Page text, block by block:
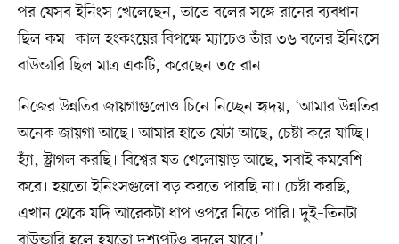
পর যেসব ইনিংস খেলেছেন, তাতে বলের সঙ্গে রানের ব্যবধান
ছিল কম। কাল হংকংয়ের বিপক্ষে ম্যাচেও তাঁর ৩৬ বলের ইনিংসে
বাউন্ডারি ছিল মাত্র একটি, করেছেন ৩৫ রান।
নিজের উন্নতির জায়গাগুলোও চিনে নিচ্ছেন হৃদয়, ‘আমার উন্নতির
অনেক জায়গা আছে। আমার হাতে যেটা আছে, চেষ্টা করে যাচ্ছি।
হ্যাঁ, স্ট্রাগল করছি। বিশ্বের যত খেলোয়াড় আছে, সবাই কমবেশি
করে। হয়তো ইনিংসগুলো বড় করতে পারছি না। চেষ্টা করছি,
এখান থেকে যদি আরেকটা ধাপ ওপরে নিতে পারি। দুই–তিনটা